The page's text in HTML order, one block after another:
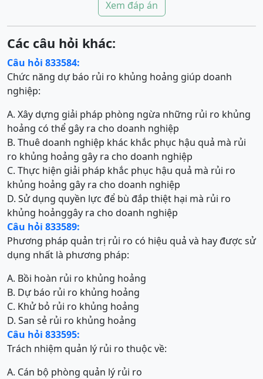
Xem đáp án
Các câu hỏi khác:
Câu hỏi 833584:
Chức năng dự báo rủi ro khủng hoảng giúp doanh
nghiệp:
A. Xây dựng giải pháp phòng ngừa những rủi ro khủng
hoảng có thể gây ra cho doanh nghiệp
B. Thuê doanh nghiệp khác khắc phục hậu quả mà rủi
ro khủng hoảng gây ra cho doanh nghiệp
C. Thực hiện giải pháp khắc phục hậu quả mà rủi ro
khủng hoảng gây ra cho doanh nghiệp
D. Sử dụng quyền lực để bù đắp thiệt hại mà rủi ro
khủng hoảnggây ra cho doanh nghiệp
Câu hỏi 833589:
Phương pháp quản trị rủi ro có hiệu quả và hay được sử
dụng nhất là phương pháp:
A. Bồi hoàn rủi ro khủng hoảng
B. Dự báo rủi ro khủng hoảng
C. Khử bỏ rủi ro khủng hoảng
D. San sẻ rủi ro khủng hoảng
Câu hỏi 833595:
Trách nhiệm quản lý rủi ro thuộc về:
A. Cán bộ phòng quản lý rủi ro